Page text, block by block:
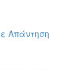
Απάντηση